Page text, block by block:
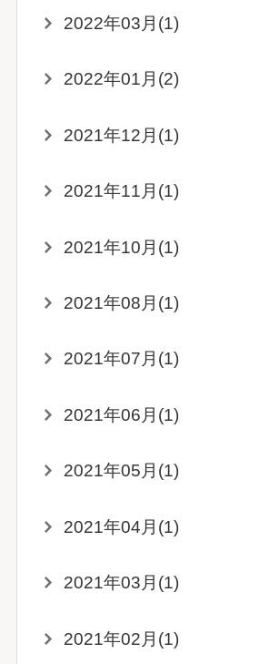
2022年03月(1)
2022年01月(2)
2021年12月(1)
2021年11月(1)
2021年10月(1)
2021年08月(1)
2021年07月(1)
2021年06月(1)
2021年05月(1)
2021年04月(1)
2021年03月(1)
2021年02月(1)